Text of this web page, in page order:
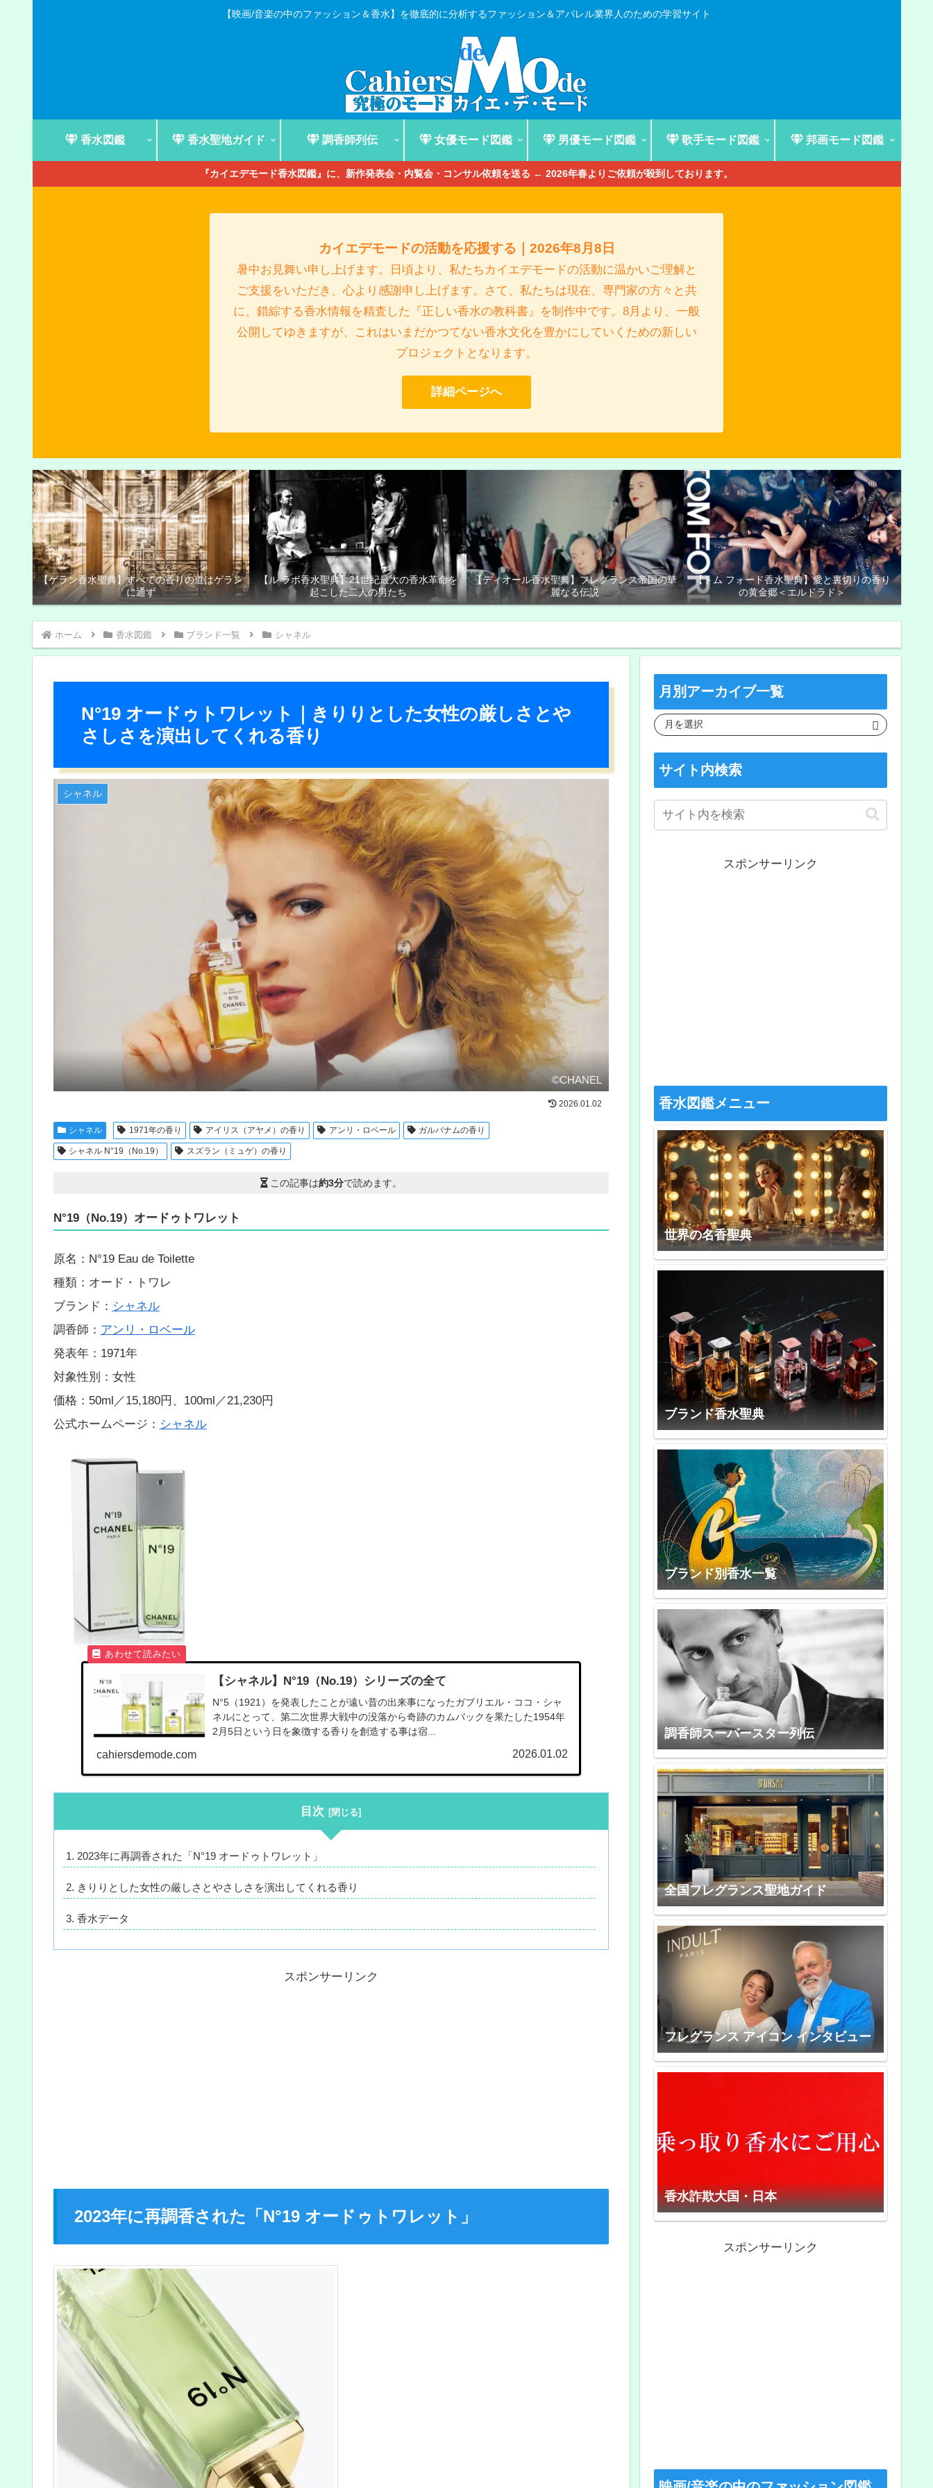
【映画/音楽の中のファッション＆香水】を徹底的に分析するファッション＆アパレル業界人のための学習サイト
香水図鑑 香水聖地ガイド 調香師列伝 女優モード図鑑 男優モード図鑑 歌手モード図鑑 邦画モード図鑑
『カイエデモード香水図鑑』に、新作発表会・内覧会・コンサル依頼を送る ← 2026年春よりご依頼が殺到しております。
カイエデモードの活動を応援する｜2026年8月8日
暑中お見舞い申し上げます。日頃より、私たちカイエデモードの活動に温かいご理解と
ご支援をいただき、心より感謝申し上げます。さて、私たちは現在、専門家の方々と共
に、錯綜する香水情報を精査した『正しい香水の教科書』を制作中です。8月より、一般
公開してゆきますが、これはいまだかつてない香水文化を豊かにしていくための新しい
プロジェクトとなります。
詳細ページへ
【ゲラン香水聖典】すべての香りの道はゲラン
に通ず
【ル ラボ香水聖典】21世紀最大の香水革命を
起こした二人の男たち
【ディオール香水聖典】フレグランス帝国の華
麗なる伝説
【トム フォード香水聖典】愛と裏切りの香り
の黄金郷＜エルドラド＞
ホーム 香水図鑑 ブランド一覧 シャネル
N°19 オードゥトワレット｜きりりとした女性の厳しさとや
さしさを演出してくれる香り
シャネル
©CHANEL
2026.01.02
シャネル 1971年の香り アイリス（アヤメ）の香り アンリ・ロベール ガルバナムの香り
シャネル N°19（No.19） スズラン（ミュゲ）の香り
この記事は約3分で読めます。
N°19（No.19）オードゥトワレット
原名：N°19 Eau de Toilette
種類：オード・トワレ
ブランド： シャネル
調香師： アンリ・ロベール
発表年：1971年
対象性別：女性
価格：50ml／15,180円、100ml／21,230円
公式ホームページ： シャネル
【シャネル】N°19（No.19）シリーズの全て
N°5（1921）を発表したことが遠い昔の出来事になったガブリエル・ココ・シャ
ネルにとって、第二次世界大戦中の没落から奇跡のカムバックを果たした1954年
2月5日という日を象徴する香りを創造する事は宿...
cahiersdemode.com 2026.01.02
目次
2023年に再調香された「N°19 オードゥトワレット」
きりりとした女性の厳しさとやさしさを演出してくれる香り
香水データ
スポンサーリンク
2023年に再調香された「N°19 オードゥトワレット」
月別アーカイブ一覧
サイト内検索
スポンサーリンク
香水図鑑メニュー
世界の名香聖典
ブランド香水聖典
ブランド別香水一覧
調香師スーパースター列伝
全国フレグランス聖地ガイド
フレグランス アイコン インタビュー
香水詐欺大国・日本
スポンサーリンク